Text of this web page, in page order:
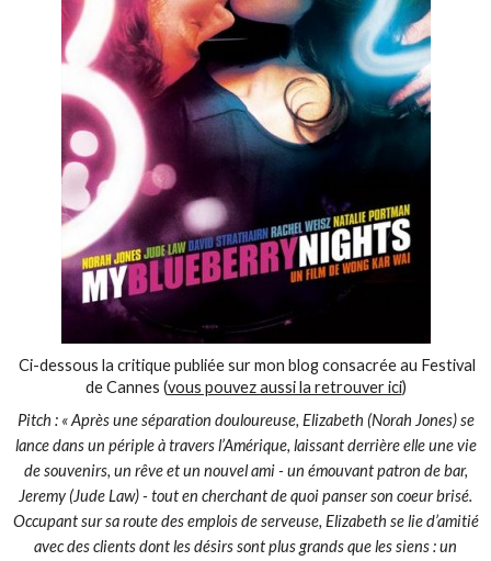
Ci-dessous la critique publiée sur mon blog consacrée au Festival
de Cannes (vous pouvez aussi la retrouver ici)
Pitch : « Après une séparation douloureuse, Elizabeth (Norah Jones) se
lance dans un périple à travers l’Amérique, laissant derrière elle une vie
de souvenirs, un rêve et un nouvel ami - un émouvant patron de bar,
Jeremy (Jude Law) - tout en cherchant de quoi panser son coeur brisé.
Occupant sur sa route des emplois de serveuse, Elizabeth se lie d’amitié
avec des clients dont les désirs sont plus grands que les siens : un